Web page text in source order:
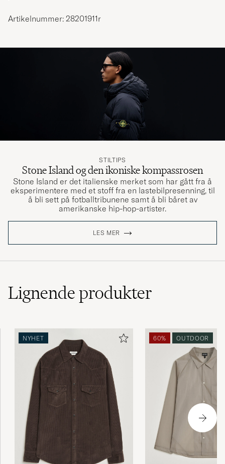
Artikelnummer: 28201911r
STILTIPS
Stone Island og den ikoniske kompassrosen
Stone Island er det italienske merket som har gått fra å
eksperimentere med et stoff fra en lastebilpresenning, til
å bli sett på fotballtribunene samt å bli båret av
amerikanske hip-hop-artister.
LES MER
Lignendeprodukter
NYHET 60% OUTDOOR